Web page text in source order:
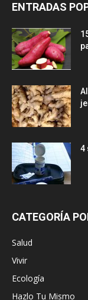
ENTRADAS
4
CATEGORÍA
Salud
Vivir
Ecología
Hazlo Tu Mismo